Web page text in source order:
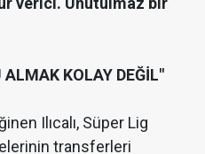
ALMAK KOLAY DEĞİL"
Ilıcalı, Süper Lig
transferleri